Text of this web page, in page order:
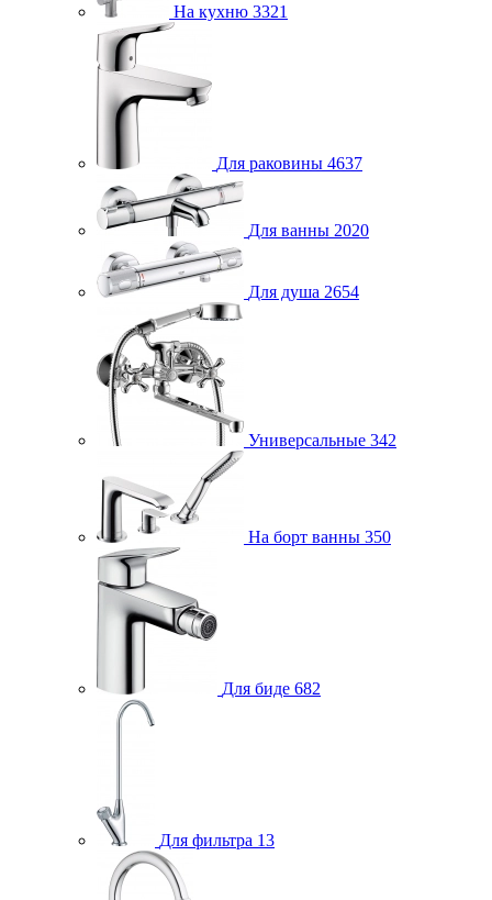
На кухню 3321
Для раковины 4637
Для ванны 2020
Для душа 2654
Универсальные 342
На борт ванны 350
Для биде 682
Для фильтра 13